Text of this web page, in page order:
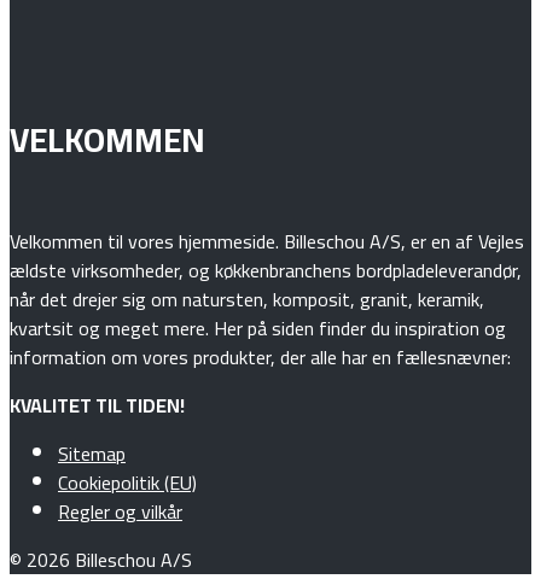
VELKOMMEN
Velkommen til vores hjemmeside. Billeschou A/S, er en af Vejles
ældste virksomheder, og køkkenbranchens bordpladeleverandør,
når det drejer sig om natursten, komposit, granit, keramik,
kvartsit og meget mere. Her på siden finder du inspiration og
information om vores produkter, der alle har en fællesnævner:
KVALITET TIL TIDEN!
Sitemap
Cookiepolitik (EU)
Regler og vilkår
© 2026 Billeschou A/S